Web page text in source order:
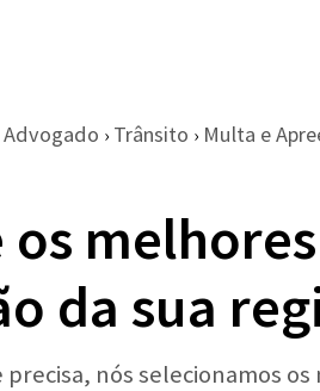
Advogado › Trânsito › Multa e
da sua
precisa, nós selecionamos